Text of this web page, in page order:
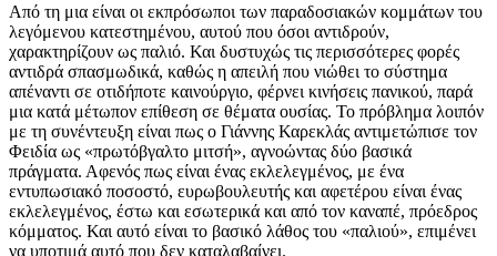
Από τη μια είναι οι εκπρόσωποι των παραδοσιακών κομμάτων του
λεγόμενου κατεστημένου, αυτού που όσοι αντιδρούν,
χαρακτηρίζουν ως παλιό. Και δυστυχώς τις περισσότερες φορές
αντιδρά σπασμωδικά, καθώς η απειλή που νιώθει το σύστημα
απέναντι σε οτιδήποτε καινούργιο, φέρνει κινήσεις πανικού, παρά
μια κατά μέτωπον επίθεση σε θέματα ουσίας. Το πρόβλημα λοιπόν
με τη συνέντευξη είναι πως ο Γιάννης Καρεκλάς αντιμετώπισε τον
Φειδία ως «πρωτόβγαλτο μιτσή», αγνοώντας δύο βασικά
πράγματα. Αφενός πως είναι ένας εκλελεγμένος, με ένα
εντυπωσιακό ποσοστό, ευρωβουλευτής και αφετέρου είναι ένας
εκλελεγμένος, έστω και εσωτερικά και από τον καναπέ, πρόεδρος
κόμματος. Και αυτό είναι το βασικό λάθος του «παλιού», επιμένει
να υποτιμά αυτό που δεν καταλαβαίνει.